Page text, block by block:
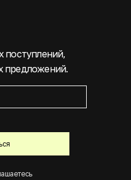
поступлений,
предложений.